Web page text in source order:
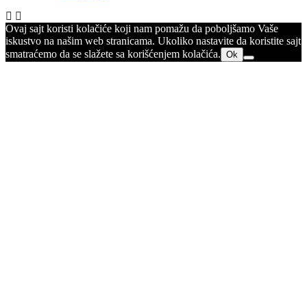
Ovaj sajt koristi kolačiće koji nam pomažu da poboljšamo Vaše
iskustvo na našim web stranicama. Ukoliko nastavite da koristite sajt
smatraćemo da se slažete sa korišćenjem kolačića. Ok